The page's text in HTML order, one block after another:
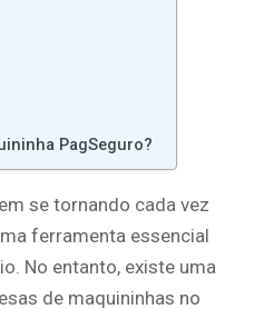
PagSeguro?
se tornando cada vez
ferramenta essencial
No entanto, existe uma
de maquininhas no